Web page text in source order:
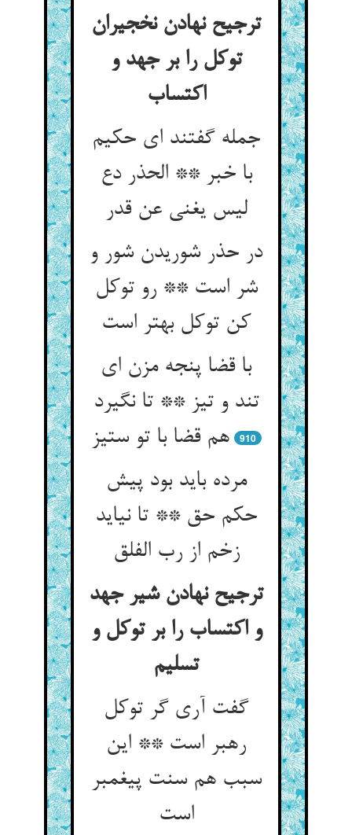
ترجیح نهادن نخجیران
توکل را بر جهد و
اکتساب‌‌
جمله گفتند ای حکیم
با خبر ** الحذر دع
لیس یغنی عن قدر
در حذر شوریدن شور و
شر است ** رو توکل
با قضا پنجه مزن ای
تند و تیز ** تا نگیرد
هم قضا با تو ستیز
910
مرده باید بود پیش
حکم حق ** تا نیاید
زخم از رب الفلق‌‌
ترجیح نهادن شیر جهد
و اکتساب را بر توکل و
گفت آری گر توکل
رهبر است ** این
سبب هم سنت پیغمبر
است‌‌